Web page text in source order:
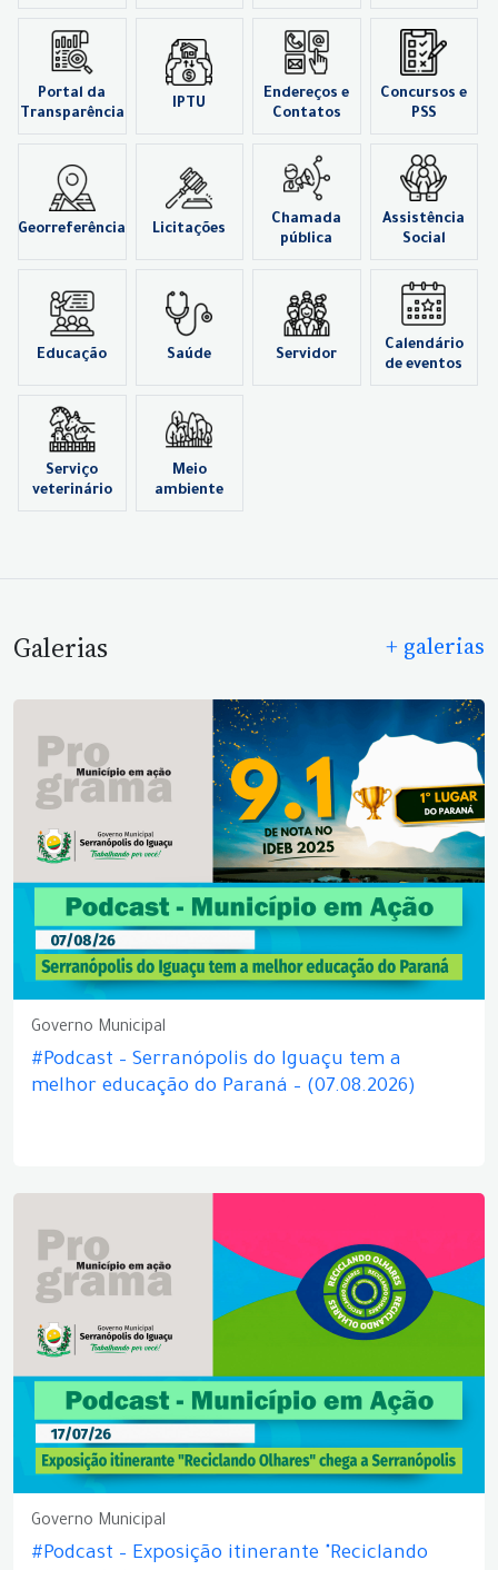
Portal da
Transparência
IPTU
Endereços e
Contatos
Concursos e
PSS
Georreferência Licitações
Chamada
pública
Assistência
Social
Educação Saúde Servidor
Calendário
de eventos
Serviço
veterinário
Meio
ambiente
Galerias + galerias
Governo Municipal
#Podcast – Serranópolis do Iguaçu tem a
melhor educação do Paraná – (07.08.2026)
Governo Municipal
#Podcast – Exposição itinerante "Reciclando